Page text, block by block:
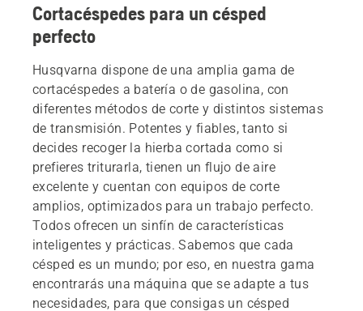
Cortacéspedes para un césped
perfecto
Husqvarna dispone de una amplia gama de
cortacéspedes a batería o de gasolina, con
diferentes métodos de corte y distintos sistemas
de transmisión. Potentes y fiables, tanto si
decides recoger la hierba cortada como si
prefieres triturarla, tienen un flujo de aire
excelente y cuentan con equipos de corte
amplios, optimizados para un trabajo perfecto.
Todos ofrecen un sinfín de características
inteligentes y prácticas. Sabemos que cada
césped es un mundo; por eso, en nuestra gama
encontrarás una máquina que se adapte a tus
necesidades, para que consigas un césped